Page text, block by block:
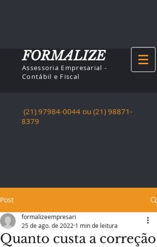
Assessoria Empresarial -
Contábil e Fiscal
FORMALIZE
(21) 97984-0044 ou (21) 98871-
8379
Post
Quanto custa a correção
formalizeempresari
25 de ago. de 2022 1 min de leitura